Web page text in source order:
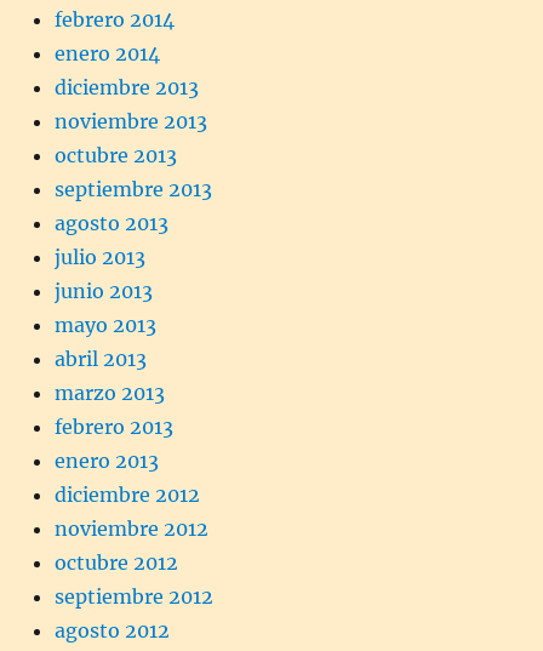
febrero 2014
enero 2014
diciembre 2013
noviembre 2013
octubre 2013
septiembre 2013
agosto 2013
julio 2013
junio 2013
mayo 2013
abril 2013
marzo 2013
febrero 2013
enero 2013
diciembre 2012
noviembre 2012
octubre 2012
septiembre 2012
agosto 2012